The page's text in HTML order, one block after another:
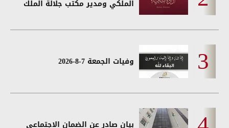
الملكي ومدير مكتب جلالة الملك
وفيات الجمعة 7-8-2026
بيان صادر عن الضمان الاجتماعي